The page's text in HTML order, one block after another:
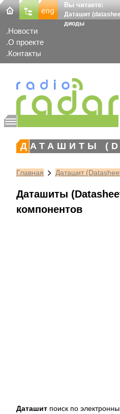
Вы читаете:
Даташит
диоды
Новости
О проекте
Контакты
ДАТАШИТЫ
Главная Даташит
Даташиты
компонентов
Даташит поиск по